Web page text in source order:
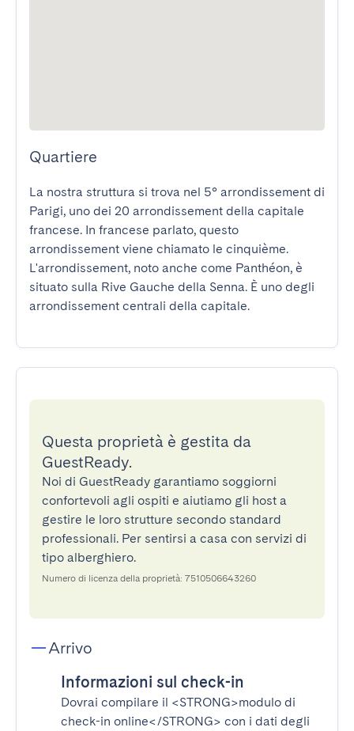
Quartiere
La nostra struttura si trova nel 5° arrondissement di
Parigi, uno dei 20 arrondissement della capitale
francese. In francese parlato, questo
arrondissement viene chiamato le cinquième.
L'arrondissement, noto anche come Panthéon, è
situato sulla Rive Gauche della Senna. È uno degli
arrondissement centrali della capitale.
Questa proprietà è gestita da
GuestReady.
Noi di GuestReady garantiamo soggiorni
confortevoli agli ospiti e aiutiamo gli host a
gestire le loro strutture secondo standard
professionali. Per sentirsi a casa con servizi di
tipo alberghiero.
Numero di licenza della proprietà: 7510506643260
Arrivo
Informazioni sul check-in
Dovrai compilare il <STRONG>modulo di
check-in online</STRONG> con i dati degli